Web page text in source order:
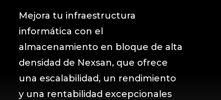
Mejora tu infraestructura
informática con el
almacenamiento en bloque de alta
densidad de Nexsan, que ofrece
una escalabilidad, un rendimiento
y una rentabilidad excepcionales